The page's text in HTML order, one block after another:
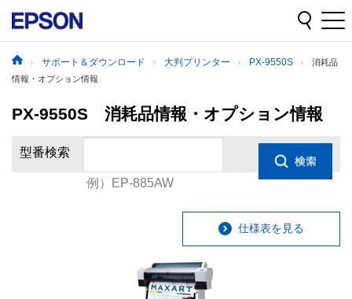
サポート＆ダウンロード 大判プリンター PX-9550S
消耗品
情報・オプション情報
PX-9550S 消耗品情報・オプション情報
型番検索
例）EP-885AW
仕様表を見る